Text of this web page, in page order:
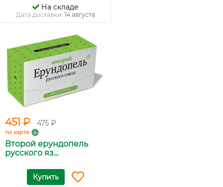
На складе
Дата доставки: 14 августа
451 ₽ 475 ₽
по карте
Второй ерундопель
русского яз...
Купить